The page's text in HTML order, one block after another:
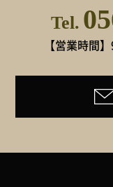
Tel.
【営業時間